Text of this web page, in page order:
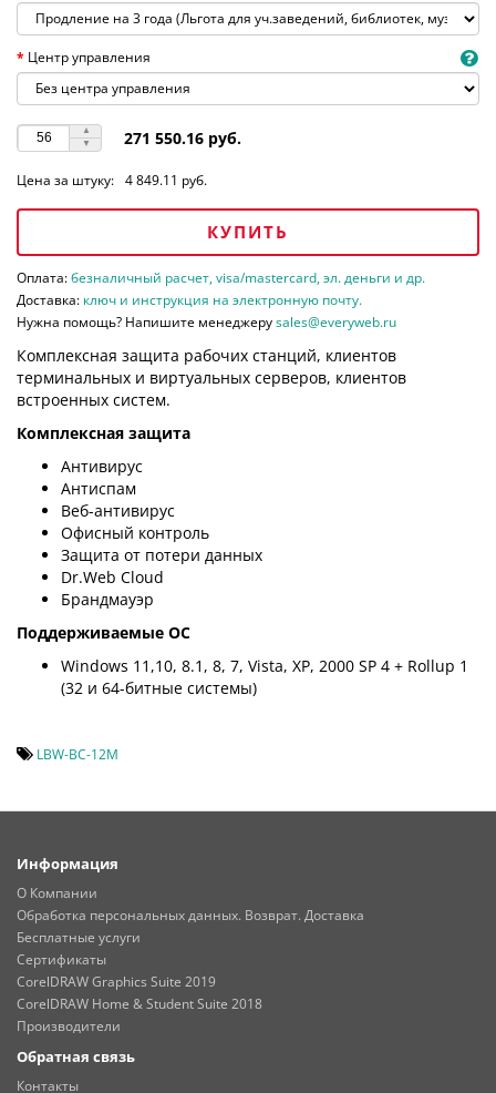
Центр управления
271 550.16 руб.
Цена за штуку: 4 849.11 руб.
КУПИТЬ
Оплата:безналичный расчет, visa/mastercard, эл. деньги и др.
Доставка: ключ и инструкция на электронную почту.
Нужна помощь? Напишите менеджеруsales@everyweb.ru
Комплексная защита рабочих станций, клиентов
терминальных и виртуальных серверов, клиентов
встроенных систем.
Комплексная защита
Антивирус
Антиспам
Веб-антивирус
Офисный контроль
Защита от потери данных
Dr.Web Cloud
Брандмауэр
Поддерживаемые ОС
Windows 11,10, 8.1, 8, 7, Vista, XP, 2000 SP 4 + Rollup 1
(32 и 64-битные системы)
LBW-BC-12M
Информация
О Компании
Обработка персональных данных. Возврат. Доставка
Бесплатные услуги
Сертификаты
CorelDRAW Graphics Suite 2019
CorelDRAW Home & Student Suite 2018
Производители
Обратная связь
Контакты